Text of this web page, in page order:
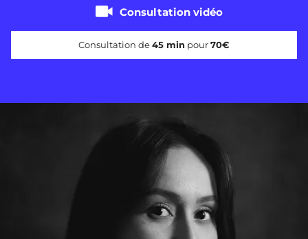
Consultation vidéo
Consultation de45 min pour70€